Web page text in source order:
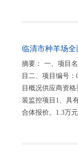
临清市种羊场
告
摘要： 一、项目
目二、项目编号：
目概况供应商资
装监控项目1、具
合体报价。1.3万